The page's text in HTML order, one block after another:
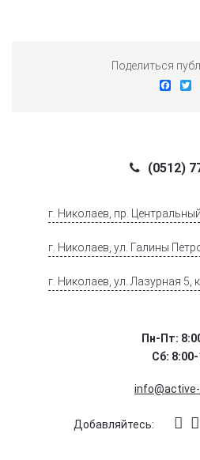
Поделиться
(0512)
г. Николаев, пр.
г. Николаев, ул. Галины
г. Николаев, ул. Лазурная
Пн-Пт:
Сб:
Добавляйтесь: